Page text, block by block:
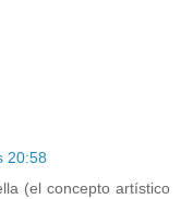
20:58
(el concepto artístico